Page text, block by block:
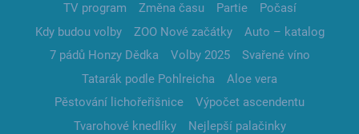
TV program
Změna času Partie
Počasí
Kdy budou volby
ZOO Nové začátky
Auto – katalog
7 pádů Honzy Dědka
Volby 2025
Svařené víno
Tatarák podle Pohlreicha
Aloe vera
Pěstování lichořeřišnice
Výpočet ascendentu
Tvarohové knedlíky
Nejlepší palačinky